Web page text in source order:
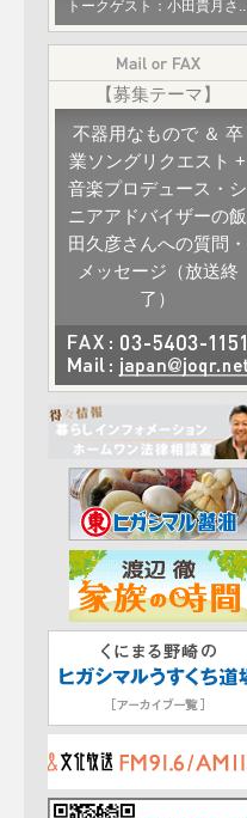
トークゲスト：小田貴月さ...
【募集テーマ】
不器用なもので ＆ 卒
業ソングリクエスト +
音楽プロデュース・シ
ニアアドバイザーの飯
田久彦さんへの質問・
メッセージ（放送終
了）